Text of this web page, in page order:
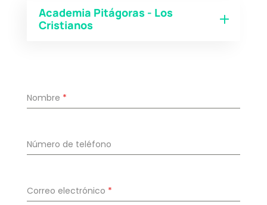
Academia Pitágoras - Los
Cristianos
Nombre *
Número de teléfono
Correo electrónico *